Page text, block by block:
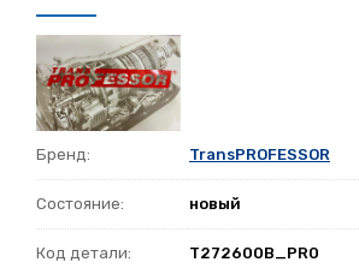
Бренд: TransPROFESSOR
Состояние: новый
Код детали: T272600B_PR0